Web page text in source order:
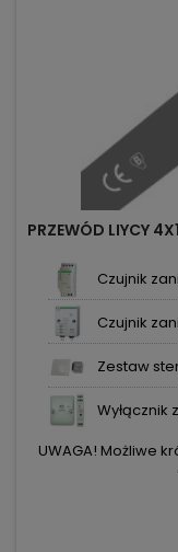
PRZEWÓD LIYCY
Czujnik
Czujnik
Zestaw
Wyłącznik
UWAGA! Możliwe